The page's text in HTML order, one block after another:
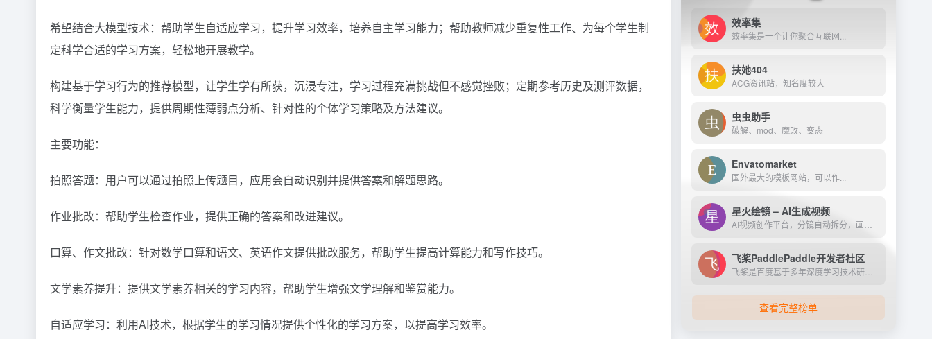
希望结合大模型技术：帮助学生自适应学习，提升学习效率，培养自主学习能力；帮助教师减少重复性工作、为每个学生制
定科学合适的学习方案，轻松地开展教学。
构建基于学习行为的推荐模型，让学生学有所获，沉浸专注，学习过程充满挑战但不感觉挫败；定期参考历史及测评数据，
科学衡量学生能力，提供周期性薄弱点分析、针对性的个体学习策略及方法建议。
主要功能：
拍照答题：用户可以通过拍照上传题目，应用会自动识别并提供答案和解题思路。
作业批改：帮助学生检查作业，提供正确的答案和改进建议。
口算、作文批改：针对数学口算和语文、英语作文提供批改服务，帮助学生提高计算能力和写作技巧。
文学素养提升：提供文学素养相关的学习内容，帮助学生增强文学理解和鉴赏能力。
自适应学习：利用AI技术，根据学生的学习情况提供个性化的学习方案，以提高学习效率。
效率集
效率集是一个让你聚合互联网...
扶她404
ACG资讯站，知名度较大
虫虫助手
破解、mod、魔改、变态
Envatomarket
国外最大的模板网站，可以作...
星火绘镜 – AI生成视频
飞桨PaddlePaddle开发者社区
查看完整榜单